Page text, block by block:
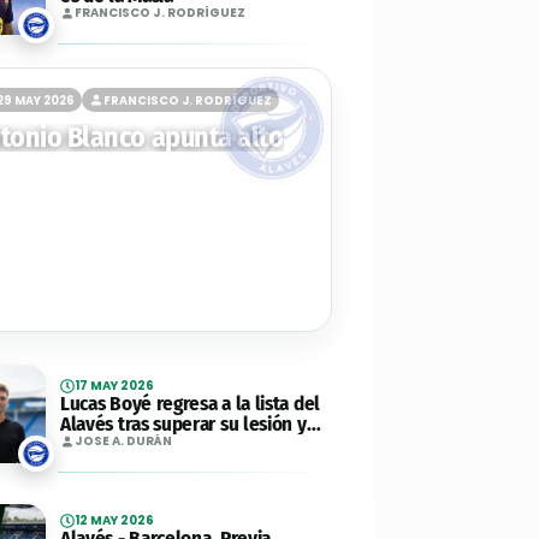
FRANCISCO J. RODRÍGUEZ
MAY 2026 FRANCISCO J. RODRÍGUEZ
Blanco apunta alto
17 MAY 2026
Lucas Boyé regresa a la lista del
Alavés tras superar su lesión y
apunta al Tartiere
JOSE A. DURÁN
12 MAY 2026